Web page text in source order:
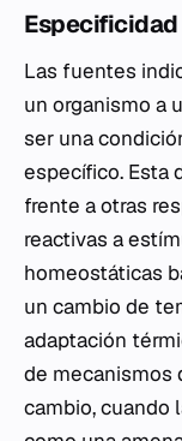
Las fuentes
un organismo a
ser una
específico. Esta
frente a otras
reactivas a
homeostáticas
un cambio de
adaptación
de mecanismos
cambio, cuando